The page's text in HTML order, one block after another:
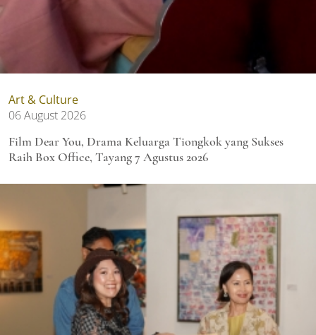
Art & Culture
06 August 2026
Film Dear You, Drama Keluarga Tiongkok yang Sukses
Raih Box Office, Tayang 7 Agustus 2026